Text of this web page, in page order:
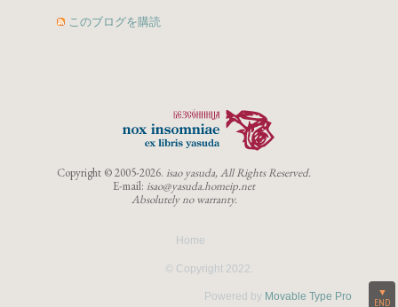
このブログを購読
Copyright ©2005-2026. isao yasuda, All Rights Reserved.
E-mail: isao@yasuda.homeip.net
Absolutely no warranty.
Home
© Copyright 2022.
Powered by Movable Type Pro
▼
END